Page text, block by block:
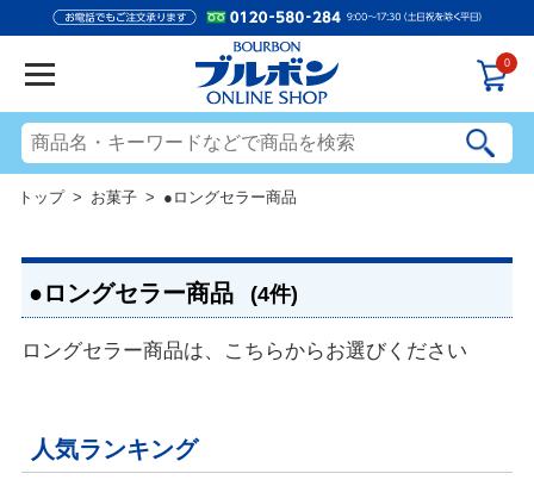
0
トップ> お菓子 > ●ロングセラー商品
●ロングセラー商品 (4件)
ロングセラー商品は、こちらからお選びください
人気ランキング